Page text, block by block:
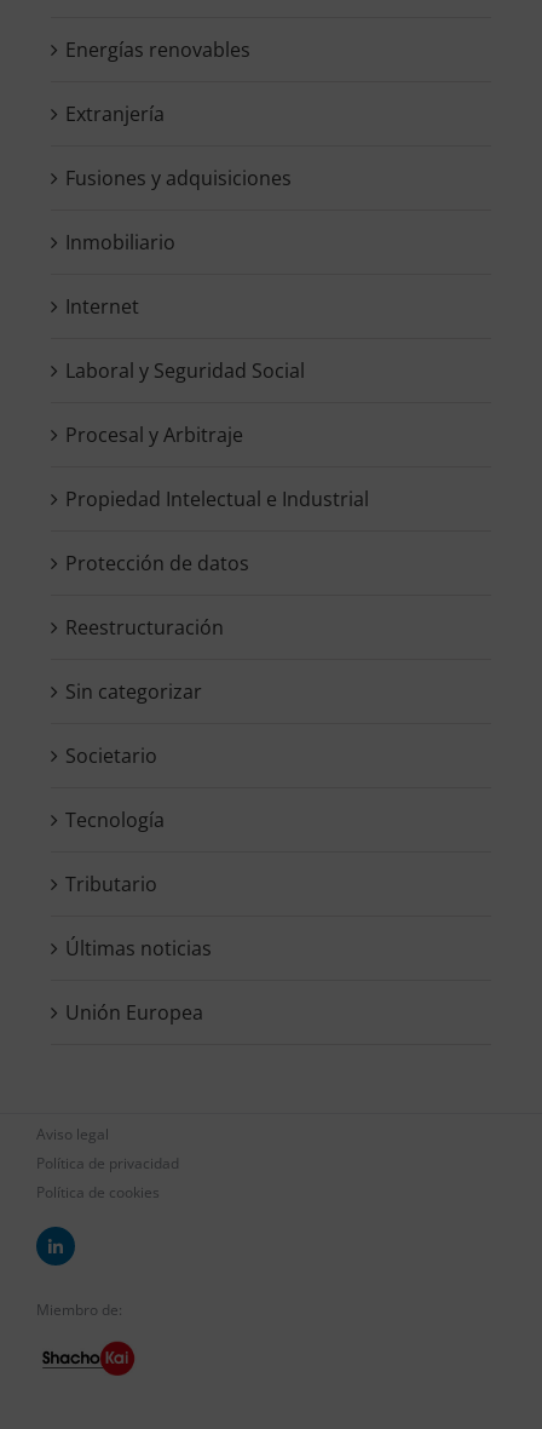
Energías renovables
Extranjería
Fusiones y adquisiciones
Inmobiliario
Internet
Laboral y Seguridad Social
Procesal y Arbitraje
Propiedad Intelectual e Industrial
Protección de datos
Reestructuración
Sin categorizar
Societario
Tecnología
Tributario
Últimas noticias
Unión Europea
Aviso legal
Política de privacidad
Política de cookies
Miembro de: